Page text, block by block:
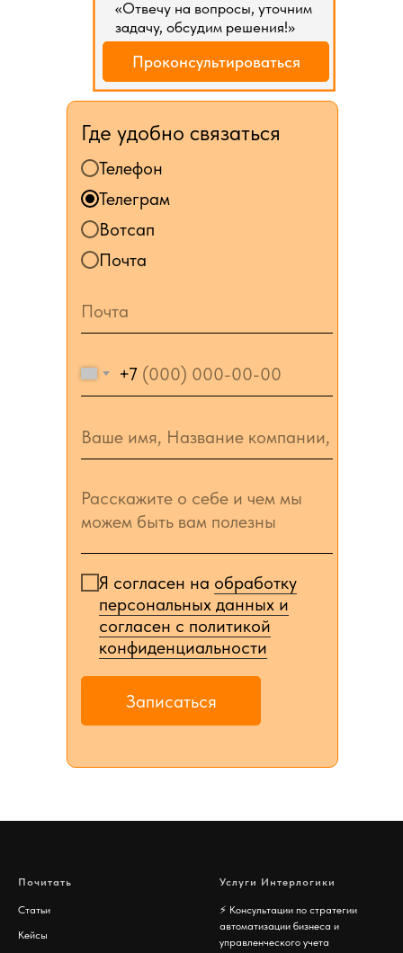
Где удобно связаться
Телефон
Телеграм
Вотсап
Почта
+7
Я согласен на обработку
персональных данных и
согласен c политикой
конфиденциальности
Записаться
«Отвечу на вопросы, уточним
задачу, обсудим решения!»
Проконсультироваться
Почитать
Статьи
Кейсы
Услуги Интерлогики
⚡️ Консультации по стратегии
автоматизации бизнеса и
управленческого учета